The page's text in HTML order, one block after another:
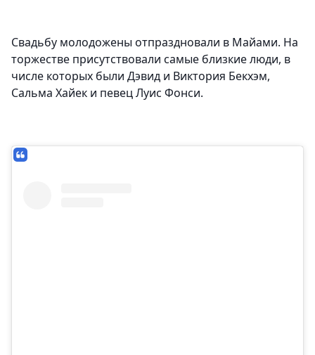
Свадьбу молодожены отпраздновали в Майами. На
торжестве присутствовали самые близкие люди, в
числе которых были Дэвид и Виктория Бекхэм,
Сальма Хайек и певец Луис Фонси.